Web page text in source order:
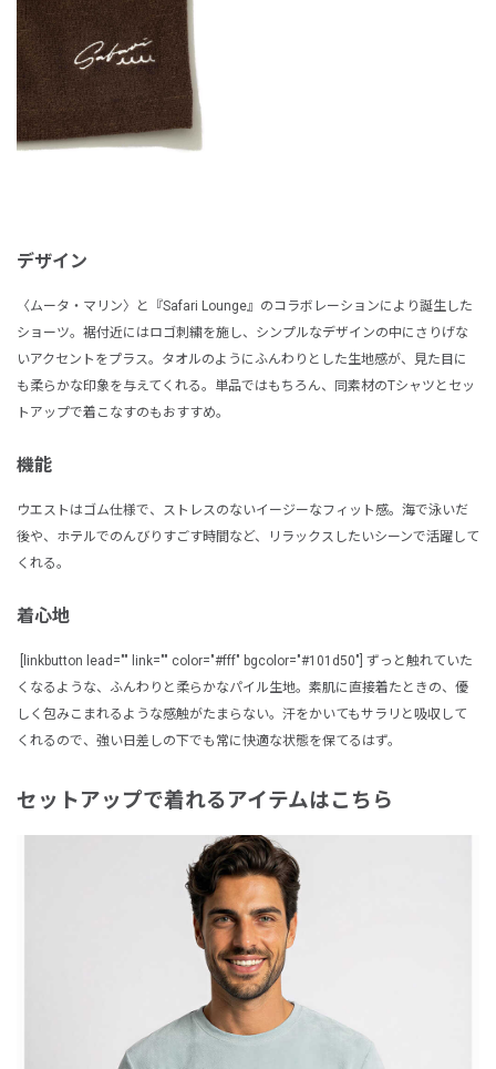
デザイン
〈ムータ・マリン〉と『Safari Lounge』のコラボレーションにより誕生した
ショーツ。裾付近にはロゴ刺繍を施し、シンプルなデザインの中にさりげな
いアクセントをプラス。タオルのようにふんわりとした生地感が、見た目に
も柔らかな印象を与えてくれる。単品ではもちろん、同素材のTシャツとセッ
トアップで着こなすのもおすすめ。
機能
ウエストはゴム仕様で、ストレスのないイージーなフィット感。海で泳いだ
後や、ホテルでのんびりすごす時間など、リラックスしたいシーンで活躍して
くれる。
着心地
[linkbutton lead="" link="" color="#fff" bgcolor="#101d50"] ずっと触れていた
くなるような、ふんわりと柔らかなパイル生地。素肌に直接着たときの、優
しく包みこまれるような感触がたまらない。汗をかいてもサラリと吸収して
くれるので、強い日差しの下でも常に快適な状態を保てるはず。
セットアップで着れるアイテムはこちら